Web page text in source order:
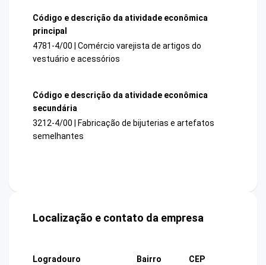
Código e descrição da atividade econômica
principal
4781-4/00 | Comércio varejista de artigos do
vestuário e acessórios
Código e descrição da atividade econômica
secundária
3212-4/00 | Fabricação de bijuterias e artefatos
semelhantes
Localização e contato da empresa
Logradouro
Bairro
CEP